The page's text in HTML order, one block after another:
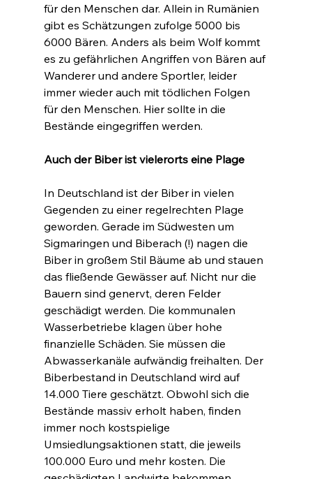
für den Menschen dar. Allein in Rumänien
gibt es Schätzungen zufolge 5000 bis
6000 Bären. Anders als beim Wolf kommt
es zu gefährlichen Angriffen von Bären auf
Wanderer und andere Sportler, leider
immer wieder auch mit tödlichen Folgen
für den Menschen. Hier sollte in die
Bestände eingegriffen werden.
Auch der Biber ist vielerorts eine Plage
In Deutschland ist der Biber in vielen
Gegenden zu einer regelrechten Plage
geworden. Gerade im Südwesten um
Sigmaringen und Biberach (!) nagen die
Biber in großem Stil Bäume ab und stauen
das fließende Gewässer auf. Nicht nur die
Bauern sind genervt, deren Felder
geschädigt werden. Die kommunalen
Wasserbetriebe klagen über hohe
finanzielle Schäden. Sie müssen die
Abwasserkanäle aufwändig freihalten. Der
Biberbestand in Deutschland wird auf
14.000 Tiere geschätzt. Obwohl sich die
Bestände massiv erholt haben, finden
immer noch kostspielige
Umsiedlungsaktionen statt, die jeweils
100.000 Euro und mehr kosten. Die